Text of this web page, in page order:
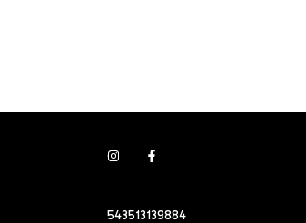
543513139884